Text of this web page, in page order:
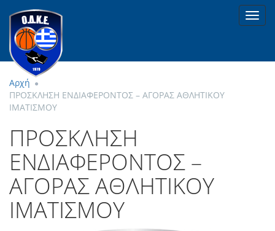
Αρχή
ΠΡΟΣΚΛΗΣΗ ΕΝΔΙΑΦΕΡΟΝΤΟΣ – ΑΓΟΡΑΣ ΑΘΛΗΤΙΚΟΥ
ΙΜΑΤΙΣΜΟΥ
ΠΡΟΣΚΛΗΣΗ
ΕΝΔΙΑΦΕΡΟΝΤΟΣ –
ΑΓΟΡΑΣ ΑΘΛΗΤΙΚΟΥ
ΙΜΑΤΙΣΜΟΥ